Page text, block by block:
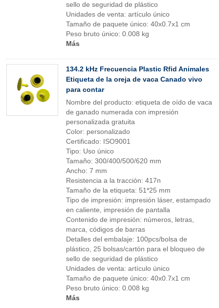
sello de seguridad de plástico
Unidades de venta: artículo único
Tamaño de paquete único: 40x0.7x1 cm
Peso bruto único: 0.008 kg
Más
134.2 kHz Frecuencia Plastic Rfid Animales
Etiqueta de la oreja de vaca Canado vivo
para contar
Nombre del producto: etiqueta de oído de vaca
de ganado numerada con impresión
personalizada gratuita
Color: personalizado
Certificado: ISO9001
Tipo: Uso único
Tamaño: 300/400/500/620 mm
Ancho: 7 mm
Resistencia a la tracción: 417n
Tamaño de la etiqueta: 51*25 mm
Tipo de impresión: impresión láser, estampado
en caliente, impresión de pantalla
Contenido de impresión: números, letras,
marca, códigos de barras
Detalles del embalaje: 100pcs/bolsa de
plástico, 25 bolsas/cartón para el bloqueo de
sello de seguridad de plástico
Unidades de venta: artículo único
Tamaño de paquete único: 40x0.7x1 cm
Peso bruto único: 0.008 kg
Más